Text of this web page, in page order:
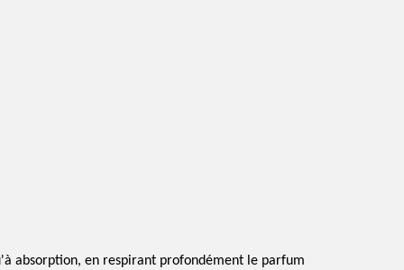
absorption, en respirant profondément le parfum